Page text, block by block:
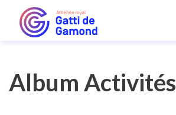
L'environement
Album Activités